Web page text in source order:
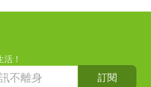
！
訂閱